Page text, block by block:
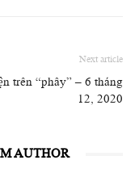
Next article
trên “phây” – 6 tháng
12, 2020
AUTHOR